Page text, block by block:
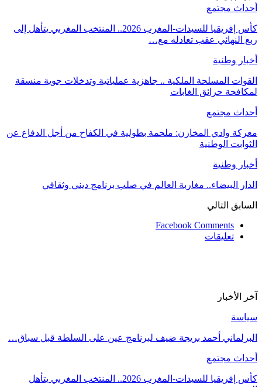
أحداث مجتمع
كأس إفريقيا للسيدات-المغرب 2026.. المنتخب المغربي يتأهل إلى
ربع النهائي عقب تعادله مع…
أخبار وطنية
القوات المسلحة الملكية .. جاهزية عملياتية وتدخلات جوية منسقة
لمكافحة حرائق الغابات
أحداث مجتمع
معركة وادي المخازن: ملحمة بطولية في الكفاح من أجل الدفاع عن
الثوابت الوطنية
أخبار وطنية
الدار البيضاء.. مغاربة العالم في صلب برنامج ديني وثقافي
السابق التالي
Facebook Comments
تعليقات
آخر الأخبار
سياسة
البرلماني أحمد بريجة ضيف لبرنامج عين على السلطة قبل سباق…
أحداث مجتمع
كأس إفريقيا للسيدات-المغرب 2026.. المنتخب المغربي يتأهل